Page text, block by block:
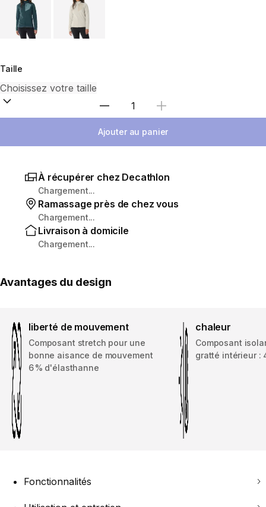
Taille
Sélectionnez la quantité
Ajouter au panier
À récupérer chez Decathlon
Chargement...
Ramassage près de chez vous
Chargement...
Livraison à domicile
Chargement...
Avantages du design
liberté de mouvement
Composant stretch pour une
bonne aisance de mouvement
6 % d'élasthanne
chaleur
Composant
gratté intérieur :
Fonctionnalités